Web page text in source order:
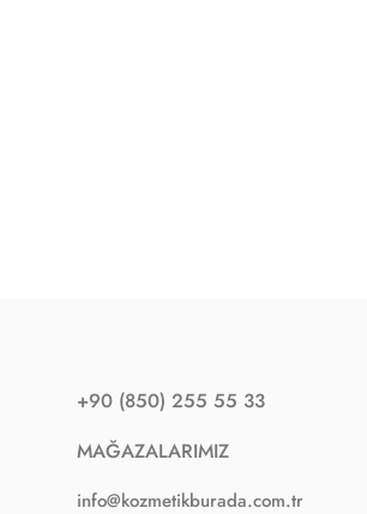
+90 (850) 255 55 33
MAĞAZALARIMIZ
info@kozmetikburada.com.tr